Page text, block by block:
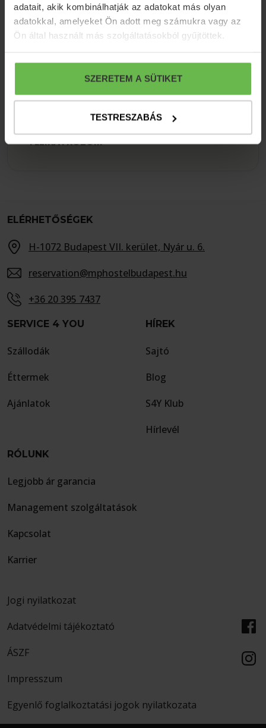
adatait, akik kombinálhatják az adatokat más olyan
adatokkal, amelyeket Ön adott meg számukra vagy az
Ön által használt más szolgáltatásokból gyűjtöttek.
SZERETEM A SÜTIKET
TESTRESZABÁS
Hírlevél feliratkozás
Iratkozzon fel hírlevelünkre, hogy azonnal
megkapja legjobb ajánlatainkat, aktuális
FELIRATKOZOM
ELÉRHETŐSÉGEK
H-1072 Budapest VII. kerület, Nyár u. 6.
reservation@mphostelbudapest.hu
+36 20 395 7437
SERVICE 4 YOU
Szállodák
Éttermek
Ajánlatok
HÍREK
Sajtó
Blog
S4Y Klub
Hírlevél
RÓLUNK
Legjobb ár garancia
Management szolgáltatások
Kapcsolat
Karrier
Jogi nyilatkozat
Adatvédelmi tájékoztató
ÁSZF
Impresszum
Egyenlő foglalkoztatási jogok nyilatkozata